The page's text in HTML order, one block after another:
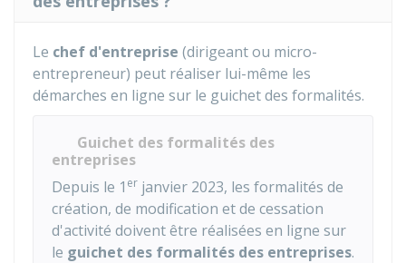
Le chef d'entreprise (dirigeant ou micro-
entrepreneur) peut réaliser lui-même les
démarches en ligne sur le guichet des formalités.
Guichet des formalités des
entreprises
Depuis le 1 er janvier 2023, les formalités de
création, de modification et de cessation
d'activité doivent être réalisées en ligne sur
le guichet des formalités des entreprises.